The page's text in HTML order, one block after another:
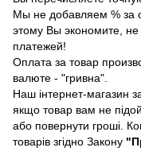
Мы не добавляем % за
этому Вы экономите,
платежей!
Оплата за товар
валюте - "гривна".
Наш інтернет-магазин
якщо товар вам не
або повернути гроші.
товарів згідно Закону